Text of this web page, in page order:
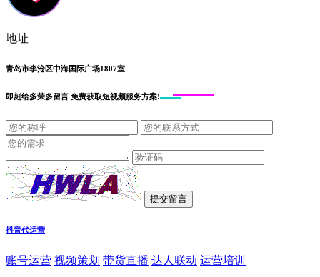
地址
青岛市李沧区中海国际广场1807室
即刻给多荣多留言 免费获取短视频服务方案!
抖音代运营
账号运营 视频策划 带货直播 达人联动 运营培训